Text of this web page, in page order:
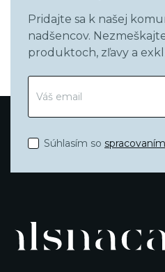
Pridajte sa k našej
nadšencov.
produktoch, zľavy a
Súhlasím so